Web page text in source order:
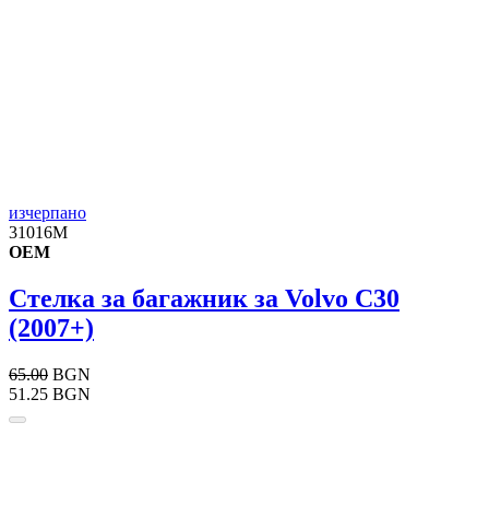
изчерпано
31016M
OEM
Стелка за багажник за Volvo C30
(2007+)
65.00 BGN
51.25 BGN